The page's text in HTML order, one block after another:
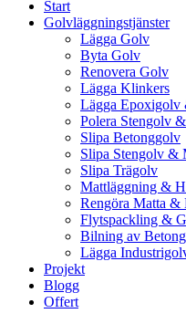
Start
Golvläggningstjänster
Lägga Golv
Byta Golv
Renovera Golv
Lägga Klinkers
Lägga Epoxigolv
Polera Stengolv
Slipa Betonggolv
Slipa Stengolv &
Slipa Trägolv
Mattläggning &
Rengöra Matta &
Flytspackling &
Bilning av
Lägga
Projekt
Blogg
Offert